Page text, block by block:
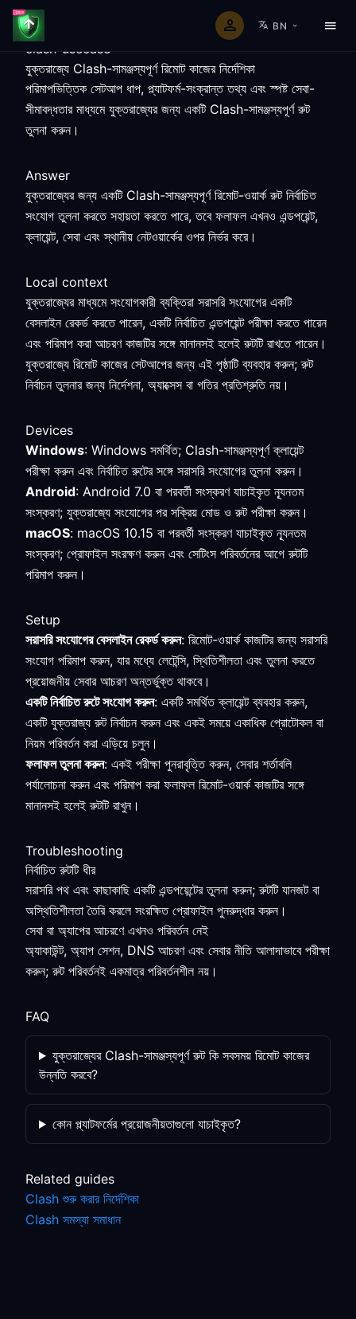
BN
clash-usecase
যুক্তরাজ্যে Clash-সামঞ্জস্যপূর্ণ রিমোট কাজের নির্দেশিকা
পরিমাপভিত্তিক সেটআপ ধাপ, প্ল্যাটফর্ম-সংক্রান্ত তথ্য এবং স্পষ্ট সেবা-
সীমাবদ্ধতার মাধ্যমে যুক্তরাজ্যের জন্য একটি Clash-সামঞ্জস্যপূর্ণ রুট
তুলনা করুন।
Answer
যুক্তরাজ্যের জন্য একটি Clash-সামঞ্জস্যপূর্ণ রিমোট-ওয়ার্ক রুট নির্বাচিত
সংযোগ তুলনা করতে সহায়তা করতে পারে, তবে ফলাফল এখনও এন্ডপয়েন্ট,
ক্লায়েন্ট, সেবা এবং স্থানীয় নেটওয়ার্কের ওপর নির্ভর করে।
Local context
যুক্তরাজ্যের মাধ্যমে সংযোগকারী ব্যক্তিরা সরাসরি সংযোগের একটি
বেসলাইন রেকর্ড করতে পারেন, একটি নির্বাচিত এন্ডপয়েন্ট পরীক্ষা করতে পারেন
এবং পরিমাপ করা আচরণ কাজটির সঙ্গে মানানসই হলেই রুটটি রাখতে পারেন।
যুক্তরাজ্যে রিমোট কাজের সেটআপের জন্য এই পৃষ্ঠাটি ব্যবহার করুন; রুট
নির্বাচন তুলনার জন্য নির্দেশনা, অ্যাক্সেস বা গতির প্রতিশ্রুতি নয়।
Devices
Windows: Windows সমর্থিত; Clash-সামঞ্জস্যপূর্ণ ক্লায়েন্ট
পরীক্ষা করুন এবং নির্বাচিত রুটের সঙ্গে সরাসরি সংযোগের তুলনা করুন।
Android: Android 7.0 বা পরবর্তী সংস্করণ যাচাইকৃত ন্যূনতম
সংস্করণ; যুক্তরাজ্যে সংযোগের পর সক্রিয় মোড ও রুট পরীক্ষা করুন।
macOS: macOS 10.15 বা পরবর্তী সংস্করণ যাচাইকৃত ন্যূনতম
সংস্করণ; প্রোফাইল সংরক্ষণ করুন এবং সেটিংস পরিবর্তনের আগে রুটটি
পরিমাপ করুন।
Setup
সরাসরি সংযোগের বেসলাইন রেকর্ড করুন: রিমোট-ওয়ার্ক কাজটির জন্য সরাসরি
সংযোগ পরিমাপ করুন, যার মধ্যে লেটেন্সি, স্থিতিশীলতা এবং তুলনা করতে
প্রয়োজনীয় সেবার আচরণ অন্তর্ভুক্ত থাকবে।
একটি নির্বাচিত রুটে সংযোগ করুন: একটি সমর্থিত ক্লায়েন্ট ব্যবহার করুন,
একটি যুক্তরাজ্য রুট নির্বাচন করুন এবং একই সময়ে একাধিক প্রোটোকল বা
নিয়ম পরিবর্তন করা এড়িয়ে চলুন।
ফলাফল তুলনা করুন: একই পরীক্ষা পুনরাবৃত্তি করুন, সেবার শর্তাবলি
পর্যালোচনা করুন এবং পরিমাপ করা ফলাফল রিমোট-ওয়ার্ক কাজটির সঙ্গে
মানানসই হলেই রুটটি রাখুন।
Troubleshooting
নির্বাচিত রুটটি ধীর
সরাসরি পথ এবং কাছাকাছি একটি এন্ডপয়েন্টের তুলনা করুন; রুটটি যানজট বা
অস্থিতিশীলতা তৈরি করলে সংরক্ষিত প্রোফাইল পুনরুদ্ধার করুন।
সেবা বা অ্যাপের আচরণে এখনও পরিবর্তন নেই
অ্যাকাউন্ট, অ্যাপ সেশন, DNS আচরণ এবং সেবার নীতি আলাদাভাবে পরীক্ষা
করুন; রুট পরিবর্তনই একমাত্র পরিবর্তনশীল নয়।
FAQ
যুক্তরাজ্যের Clash-সামঞ্জস্যপূর্ণ রুট কি সবসময় রিমোট কাজের
উন্নতি করবে?
কোন প্ল্যাটফর্মের প্রয়োজনীয়তাগুলো যাচাইকৃত?
Related guides
Clash শুরু করার নির্দেশিকা
Clash সমস্যা সমাধান